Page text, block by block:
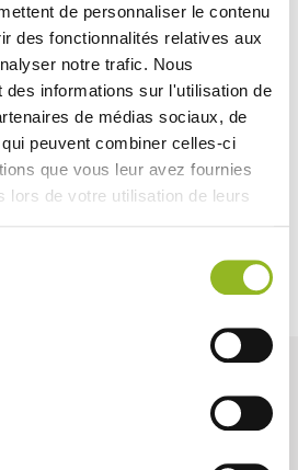
de personnaliser le contenu
des fonctionnalités relatives aux
notre trafic. Nous
des informations sur l'utilisation de
de médias sociaux, de
peuvent combiner celles-ci
que vous leur avez fournies
lors de votre utilisation de leurs
gravé sur la paroi
compléter)
four ni au four à micro-ondes.